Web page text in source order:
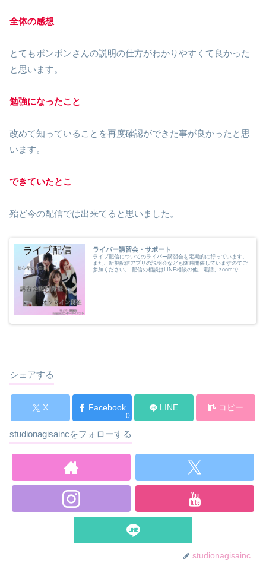
全体の感想
とてもポンポンさんの説明の仕方がわかりやすくて良かった
と思います。
勉強になったこと
改めて知っていることを再度確認ができた事が良かったと思
います。
できていたとこ
殆ど今の配信では出来てると思いました。
ライバー講習会・サポート
ライブ配信についてのライバー講習会を定期的に行っています。
また、新規配信アプリの説明会なども随時開催していますのでご
参加ください。 配信の相談はLINE相談の他、電話、zoomでの
シェアする
X Facebook
0
LINE コピー
studionagisaincをフォローする
studionagisainc